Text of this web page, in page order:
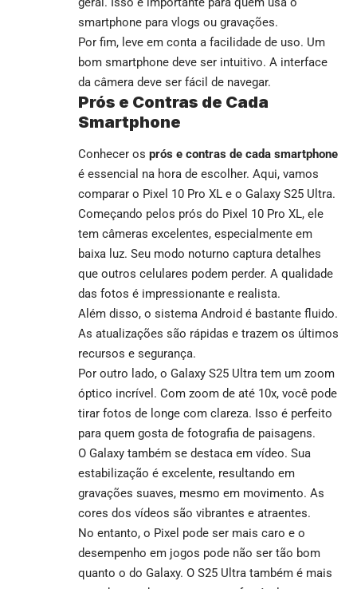
smartphone para vlogs ou gravações.
Por fim, leve em conta a facilidade de uso. Um
bom smartphone deve ser intuitivo. A interface
da câmera deve ser fácil de navegar.
Prós e Contras de Cada
Smartphone
Conhecer os prós e contras de cada smartphone
é essencial na hora de escolher. Aqui, vamos
comparar o Pixel 10 Pro XL e o Galaxy S25 Ultra.
Começando pelos prós do Pixel 10 Pro XL, ele
tem câmeras excelentes, especialmente em
baixa luz. Seu modo noturno captura detalhes
que outros celulares podem perder. A qualidade
das fotos é impressionante e realista.
Além disso, o sistema Android é bastante fluido.
As atualizações são rápidas e trazem os últimos
recursos e segurança.
Por outro lado, o Galaxy S25 Ultra tem um zoom
óptico incrível. Com zoom de até 10x, você pode
tirar fotos de longe com clareza. Isso é perfeito
para quem gosta de fotografia de paisagens.
O Galaxy também se destaca em vídeo. Sua
estabilização é excelente, resultando em
gravações suaves, mesmo em movimento. As
cores dos vídeos são vibrantes e atraentes.
No entanto, o Pixel pode ser mais caro e o
desempenho em jogos pode não ser tão bom
quanto o do Galaxy. O S25 Ultra também é mais